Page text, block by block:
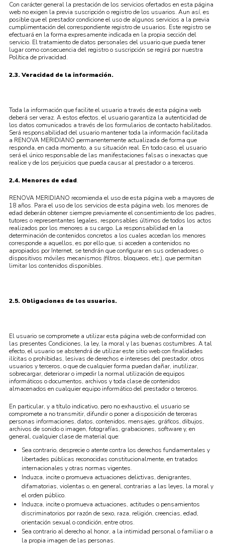
Con carácter general la prestación de los servicios ofertados en esta página
web no exigen la previa suscripción o registro de los usuarios. Aun así, es
posible que el prestador condicione el uso de algunos servicios a la previa
cumplimentación del correspondiente registro de usuarios. Este registro se
efectuará en la forma expresamente indicada en la propia sección del
servicio. El tratamiento de datos personales del usuario que pueda tener
lugar como consecuencia del registro o suscripción se regirá por nuestra
Política de privacidad.
2.3. Veracidad de la información.
Toda la información que facilite el usuario a través de esta página web
deberá ser veraz. A estos efectos, el usuario garantiza la autenticidad de
los datos comunicados a través de los formularios de contacto habilitados.
Será responsabilidad del usuario mantener toda la información facilitada
a RENOVA MERIDIANO permanentemente actualizada de forma que
responda, en cada momento, a su situación real. En todo caso, el usuario
será el único responsable de las manifestaciones falsas o inexactas que
realice y de los perjuicios que pueda causar al prestador o a terceros.
2.4. Menores de edad.
RENOVA MERIDIANO recomienda el uso de esta página web a mayores de
18 años. Para el uso de los servicios de esta página web, los menores de
edad deberán obtener siempre previamente el consentimiento de los padres,
tutores o representantes legales, responsables últimos de todos los actos
realizados por los menores a su cargo. La responsabilidad en la
determinación de contenidos concretos a los cuales accedan los menores
corresponde a aquellos, es por ello que, si acceden a contenidos no
apropiados por Internet, se tendrán que configurar en sus ordenadores o
dispositivos móviles mecanismos (filtros, bloqueos, etc.), que permitan
limitar los contenidos disponibles.
2.5. Obligaciones de los usuarios.
El usuario se compromete a utilizar esta página web de conformidad con
las presentes Condiciones, la ley, la moral y las buenas costumbres. A tal
efecto, el usuario se abstendrá de utilizar este sitio web con finalidades
ilícitas o prohibidas, lesivas de derechos e intereses del prestador, otros
usuarios y terceros, o que de cualquier forma puedan dañar, inutilizar,
sobrecargar, deteriorar o impedir la normal utilización de equipos
informáticos o documentos, archivos y toda clase de contenidos
almacenados en cualquier equipo informático del prestador o terceros.
En particular, y a título indicativo, pero no exhaustivo, el usuario se
compromete a no transmitir, difundir o poner a disposición de terceras
personas informaciones, datos, contenidos, mensajes, gráficos, dibujos,
archivos de sonido o imagen, fotografías, grabaciones, software y, en
general, cualquier clase de material que:
Sea contrario, desprecie o atente contra los derechos fundamentales y
libertades públicas reconocidas constitucionalmente, en tratados
internacionales y otras normas vigentes.
Induzca, incite o promueva actuaciones delictivas, denigrantes,
difamatorias, violentas o, en general, contrarias a las leyes, la moral y
el orden público.
Induzca, incite o promueva actuaciones, actitudes o pensamientos
discriminatorios por razón de sexo, raza, religión, creencias, edad,
orientación sexual o condición, entre otros.
Sea contrario al derecho al honor, a la intimidad personal o familiar o a
la propia imagen de las personas.